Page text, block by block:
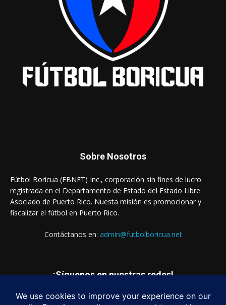
Sobre Nosotros
Fútbol Boricua (FBNET) Inc., corporación sin fines de lucro
registrada en el Departamento de Estado del Estado Libre
Asociado de Puerto Rico. Nuesta misión es promocionar y
fiscalizar el fútbol en Puerto Rico.
Contáctanos en: admin@futbolboricua.net
¡Síguenos en nuestras redes!